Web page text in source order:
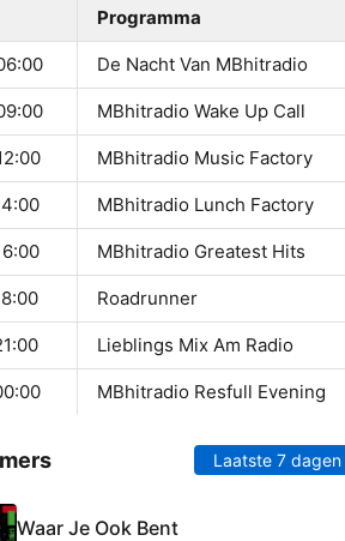
Programma
De Nacht Van MBhitradio
MBhitradio Wake Up Call
MBhitradio Music Factory
MBhitradio Lunch Factory
MBhitradio Greatest Hits
Roadrunner
Lieblings Mix Am Radio
MBhitradio Resfull Evening
Laatste 7 dagen
Waar Je Ook Bent